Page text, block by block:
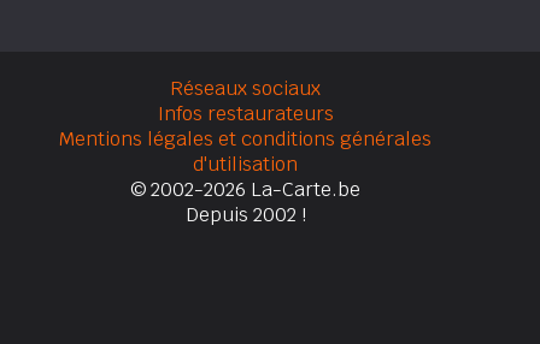
Réseaux sociaux
Infos restaurateurs
Mentions légales et conditions générales
d'utilisation
© 2002-2026 La-Carte.be
Depuis 2002 !